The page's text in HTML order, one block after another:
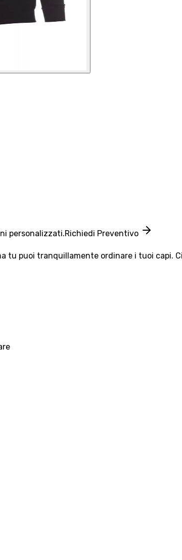
personalizzati.Richiedi Preventivo
tu puoi tranquillamente ordinare i tuoi capi.